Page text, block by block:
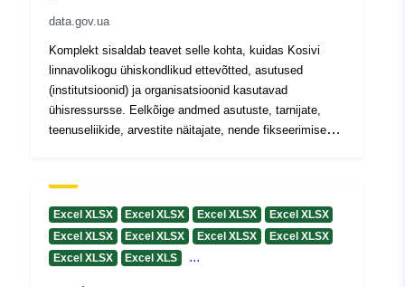
data.gov.ua
Komplekt sisaldab teavet selle kohta, kuidas Kosivi
linnavolikogu ühiskondlikud ettevõtted, asutused
(institutsioonid) ja organisatsioonid kasutavad
ühisressursse. Eelkõige andmed asutuste, tarnijate,
teenuseliikide, arvestite näitajate, nende fikseerimise
Excel XLSX Excel XLSX Excel XLSX
Excel XLSX
Excel XLSX
Excel XLSX Excel XLSX
Excel XLSX
Excel XLSX
Excel XLS ...